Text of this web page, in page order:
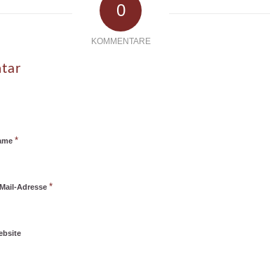
0
KOMMENTARE
*
Adresse *